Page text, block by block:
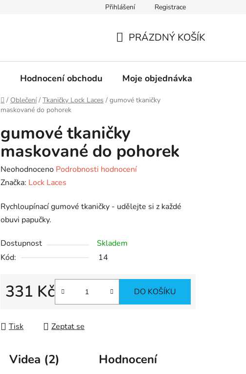
Jak prát Merino ponožky Distribuce
Přihlášení Registrace
KOŠÍK
PRÁZDNÝ KOŠÍK
Hodnocení obchodu Moje objednávka
Domů
/ Oblečení / Tkaničky Lock Laces / gumové tkaničky
maskované do pohorek
gumové tkaničky
maskované do pohorek
Průměrné
hodnocení
je
0,0
5
hvězdiček.
Neohodnoceno Podrobnosti hodnocení
Značka: Lock Laces
Rychloupínacígumové tkaničky - udělejte si z každé
obuvi papučky.
Dostupnost
Skladem
Kód:
14
331 Kč DO KOŠÍKU
Tisk Zeptat se
Videa (2)
Hodnocení